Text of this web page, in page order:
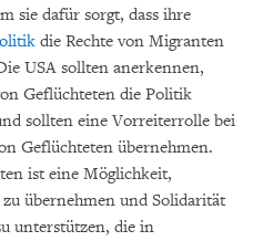
sie dafür sorgt, dass ihre
die Rechte von Migranten
USA sollten anerkennen,
Geflüchteten die Politik
sollten eine Vorreiterrolle bei
Geflüchteten übernehmen.
ist eine Möglichkeit,
übernehmen und Solidarität
unterstützen, die in